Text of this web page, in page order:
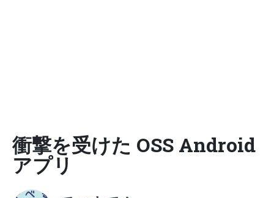
衝撃を受けた OSS Android
アプリ